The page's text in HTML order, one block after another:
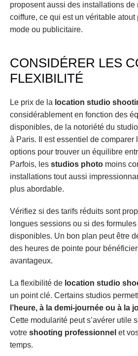
proposent aussi des installations de
coiffure, ce qui est un véritable atout
mode ou publicitaire.
CONSIDÉRER LES
FLEXIBILITÉ
Le prix de la location studio
considérablement en fonction des
disponibles, de la notoriété du
à Paris. Il est essentiel de comparer
options pour trouver un équilibre
Parfois, les studios photo moins
installations tout aussi
plus abordable.
Vérifiez si des tarifs réduits sont
longues sessions ou si des
disponibles. Un bon plan peut être
des heures de pointe pour bénéficier
avantageux.
La flexibilité de location studio
un point clé. Certains studios
l’heure, à la demi-journée ou à la
Cette modularité peut s’avérer utile
votre shooting professionnel et
temps.